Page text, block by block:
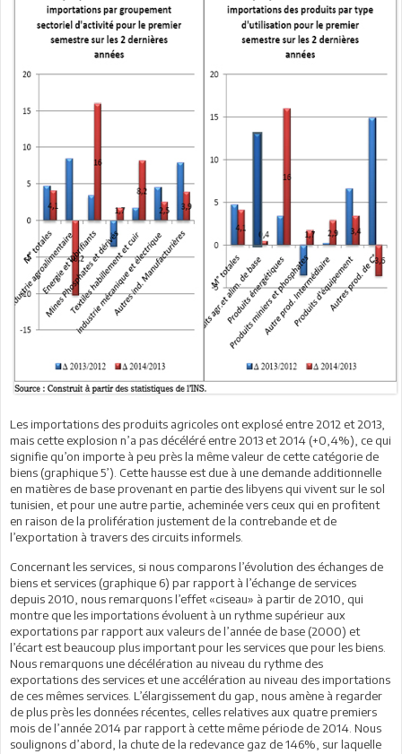
Les importations des produits agricoles ont explosé entre 2012 et 2013,
mais cette explosion n’a pas décéléré entre 2013 et 2014 (+0,4%), ce qui
signifie qu’on importe à peu près la même valeur de cette catégorie de
biens (graphique 5’). Cette hausse est due à une demande additionnelle
en matières de base provenant en partie des libyens qui vivent sur le sol
tunisien, et pour une autre partie, acheminée vers ceux qui en profitent
en raison de la prolifération justement de la contrebande et de
l’exportation à travers des circuits informels.
Concernant les services, si nous comparons l’évolution des échanges de
biens et services (graphique 6) par rapport à l’échange de services
depuis 2010, nous remarquons l’effet «ciseau» à partir de 2010, qui
montre que les importations évoluent à un rythme supérieur aux
exportations par rapport aux valeurs de l’année de base (2000) et
l’écart est beaucoup plus important pour les services que pour les biens.
Nous remarquons une décélération au niveau du rythme des
exportations des services et une accélération au niveau des importations
de ces mêmes services. L’élargissement du gap, nous amène à regarder
de plus près les données récentes, celles relatives aux quatre premiers
mois de l’année 2014 par rapport à cette même période de 2014. Nous
soulignons d’abord, la chute de la redevance gaz de 146%, sur laquelle